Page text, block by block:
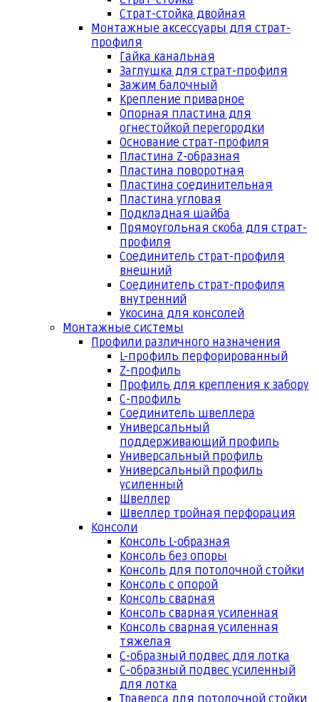
Страт-стойка двойная
Монтажные аксессуары для страт-
профиля
Гайка канальная
Заглушка для страт-профиля
Зажим балочный
Крепление приварное
Опорная пластина для
огнестойкой перегородки
Основание страт-профиля
Пластина Z-образная
Пластина поворотная
Пластина соединительная
Пластина угловая
Подкладная шайба
Прямоугольная скоба для страт-
профиля
Соединитель страт-профиля
внешний
Соединитель страт-профиля
внутренний
Укосина для консолей
Монтажные системы
Профили различного назначения
L-профиль перфорированный
Z-профиль
Профиль для крепления к забору
С-профиль
Соединитель швеллера
Универсальный
поддерживающий профиль
Универсальный профиль
Универсальный профиль
усиленный
Швеллер
Швеллер тройная перфорация
Консоли
Консоль L-образная
Консоль без опоры
Консоль для потолочной стойки
Консоль с опорой
Консоль сварная
Консоль сварная усиленная
Консоль сварная усиленная
тяжелая
С-образный подвес для лотка
С-образный подвес усиленный
для лотка
Траверса для потолочной стойки